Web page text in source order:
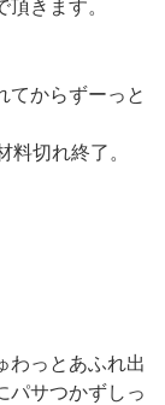
頂きます。
てからずーっと
切れ終了。
わっとあふれ出
パサつかずしっ